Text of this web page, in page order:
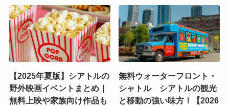
【2025年夏版】シアトルの
野外映画イベントまとめ｜
無料上映や家族向け作品も
無料ウォーターフロント・
シャトル シアトルの観光
と移動の強い味方！【2026